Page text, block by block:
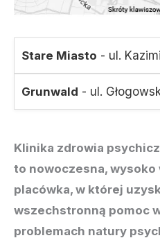
Stare Miasto - ul.
Grunwald - ul.
Klinika zdrowia
to nowoczesna,
placówka, w której
wszechstronną pomoc
problemach natury